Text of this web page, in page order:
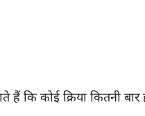
कि कोई क्रिया कितनी